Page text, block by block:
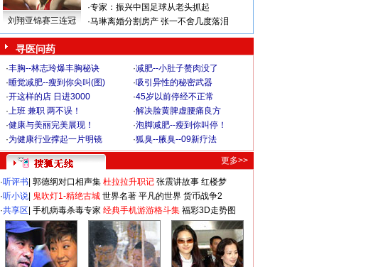
刘翔亚锦赛三连冠
·专家：振兴中国足球从老头抓起
·马琳离婚分割房产 张一不舍几度落泪
寻医问药
·丰胸--林志玲爆丰胸秘诀 ·减肥--小肚子赘肉没了
·睡觉减肥--瘦到你尖叫(图) ·吸引异性的秘密武器
·开这样的店 日进3000 ·45岁以前停经不正常
·上班 兼职 两不误！ ·解决脸黄脾虚腰痛良方
·健康与美丽完美展现！ ·泡脚减肥--瘦到你叫停！
·为健康行业撑起一片明镜 ·狐臭--腋臭--09新疗法
更多>>
·听评书 郭德纲对口相声集 杜拉拉升职记 张震讲故事 红楼梦
·听小说 鬼吹灯1-精绝古城 世界名著 平凡的世界 货币战争2
·共享区 手机病毒杀毒专家 经典手机游游格斗集 福彩3D走势图